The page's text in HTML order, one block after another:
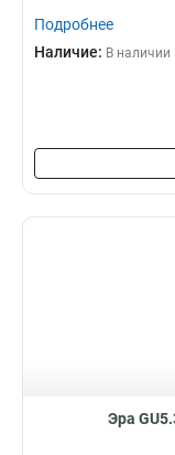
Подробнее
Наличие: В наличии
Эра